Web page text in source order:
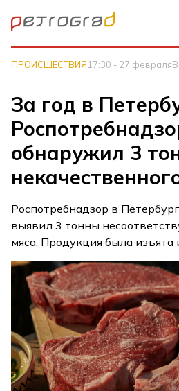
ПРОИСШЕСТВИЯ17:30 - 27 февраля
За год в
обнаружил 3
Роспотребнадзор в
выявил 3 тонны
мяса. Продукция была изъята